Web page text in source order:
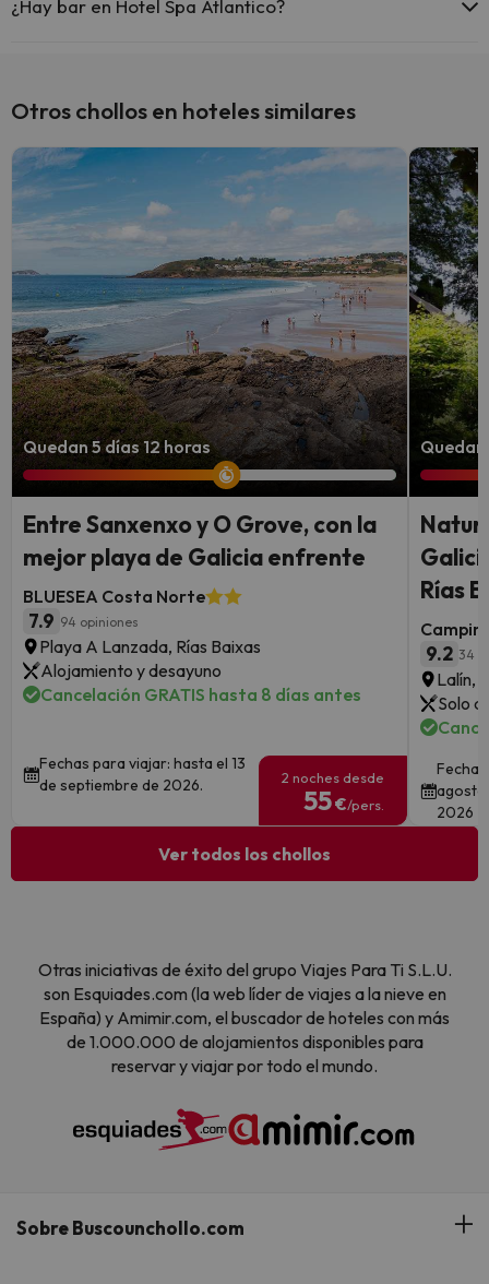
¿Hay bar en Hotel Spa Atlantico?
Otros chollos en hoteles similares
Quedan 5 días 12 horas
Entre Sanxenxo y O Grove, con la
mejor playa de Galicia enfrente
BLUESEA Costa Norte
7.9 94 opiniones
Playa A Lanzada, Rías Baixas
Alojamiento y desayuno
Cancelación GRATIS hasta 8 días antes
Fechas para viajar: hasta el 13
de septiembre de 2026.
2 noches desde
55€/pers.
Rías
9.2 34
Lalín,
Solo
agosto
2026
Ver todos los chollos
Otras iniciativas de éxito del grupo Viajes Para Ti S.L.U.
son Esquiades.com (la web líder de viajes a la nieve en
España) y Amimir.com, el buscador de hoteles con más
de 1.000.000 de alojamientos disponibles para
reservar y viajar por todo el mundo.
Sobre Buscounchollo.com